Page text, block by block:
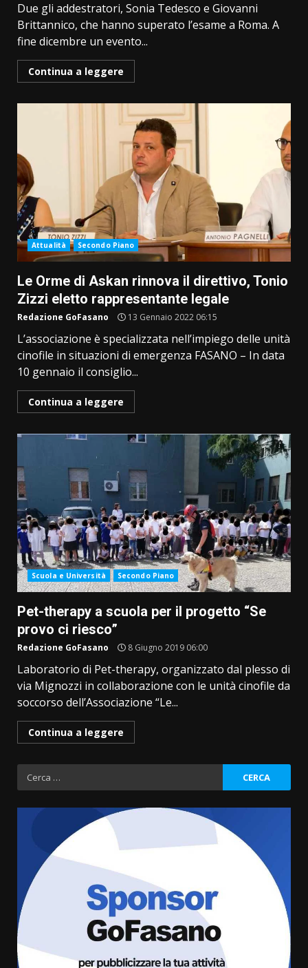
Due gli addestratori, Sonia Tedesco e Giovanni
Brittannico, che hanno superato l’esame a Roma. A
fine dicembre un evento...
Continua a leggere
Attualità Secondo Piano
Le Orme di Askan rinnova il direttivo, Tonio
Zizzi eletto rappresentante legale
Redazione GoFasano 13 Gennaio 2022 06:15
L’associazione è specializzata nell’impiego delle unità
cinofile in situazioni di emergenza FASANO – In data
10 gennaio il consiglio...
Continua a leggere
Scuola e Università Secondo Piano
Pet-therapy a scuola per il progetto “Se
provo ci riesco”
Redazione GoFasano 8 Giugno 2019 06:00
Laboratorio di Pet-therapy, organizzato dal plesso di
via Mignozzi in collaborazione con le unità cinofile da
soccorso dell’Associazione “Le...
Continua a leggere
Ricerca
per:
Fasanese ferito a colpi di arma
da fuoco
6 Agosto 2026 18:13